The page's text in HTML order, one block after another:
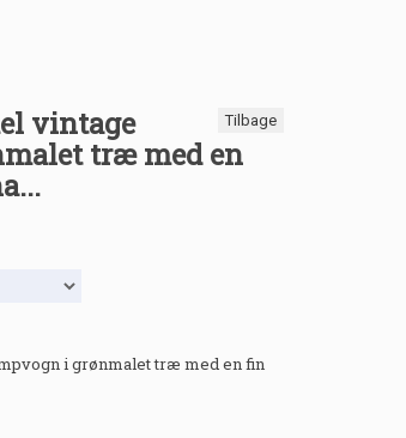
Tilbage
vintage
træ med en
i grønmalet træ med en fin